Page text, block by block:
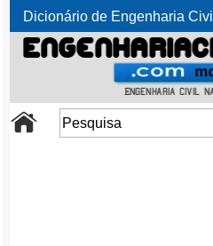
Dicionário de Engenharia Civil